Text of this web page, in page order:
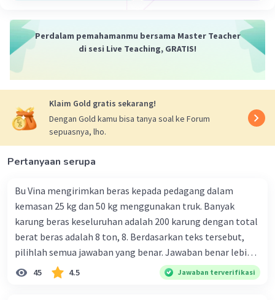
Perdalam pemahamanmu bersama Master Teacher
di sesi Live Teaching, GRATIS!
Klaim Gold gratis sekarang!
Dengan Gold kamu bisa tanya soal ke Forum
sepuasnya, lho.
Pertanyaan serupa
Bu Vina mengirimkan beras kepada pedagang dalam
kemasan 25 kg dan 50 kg menggunakan truk. Banyak
karung beras keseluruhan adalah 200 karung dengan total
berat beras adalah 8 ton, 8. Berdasarkan teks tersebut,
pilihlah semua jawaban yang benar. Jawaban benar lebih
dari satu. Banyak karung beras kemasan 25 kg adalah 50
buah. Banyak karung beras kemasan 50 kg adalah 150
45 4.5 Jawaban terverifikasi